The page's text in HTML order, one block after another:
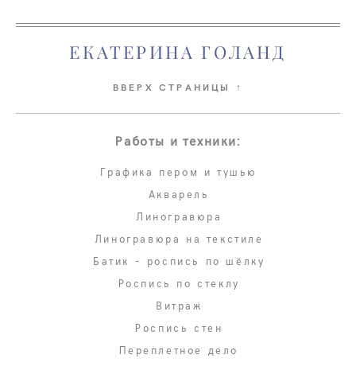
ЕКАТЕРИНА ГОЛАНД
ВВЕРХ СТРАНИЦЫ ↑
Работы и техники:
Графика пером и тушью
Акварель
Линогравюра
Линогравюра на текстиле
Батик - роспись по шёлку
Роспись по стеклу
Витраж
Роспись стен
Переплетное дело